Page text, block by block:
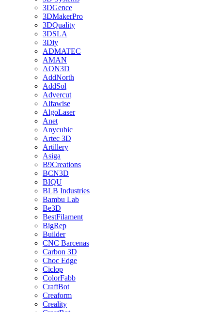
3DGence
3DMakerPro
3DQuality
3DSLA
3Diy
ADMATEC
AMAN
AON3D
AddNorth
AddSol
Advercut
Alfawise
AlgoLaser
Anet
Anycubic
Artec 3D
Artillery
Asiga
B9Creations
BCN3D
BIQU
BLB Industries
Bambu Lab
Be3D
BestFilament
BigRep
Builder
CNC Barcenas
Carbon 3D
Choc Edge
Ciclop
ColorFabb
CraftBot
Creaform
Creality